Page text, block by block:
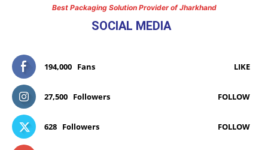
Best Packaging Solution Provider of Jharkhand
SOCIAL MEDIA
194,000 Fans LIKE
27,500 Followers FOLLOW
628 Followers FOLLOW